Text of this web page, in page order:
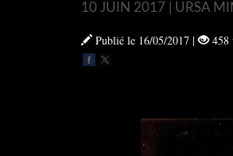
10 JUIN 2017 | URSA
Publié le 16/05/2017 | 458